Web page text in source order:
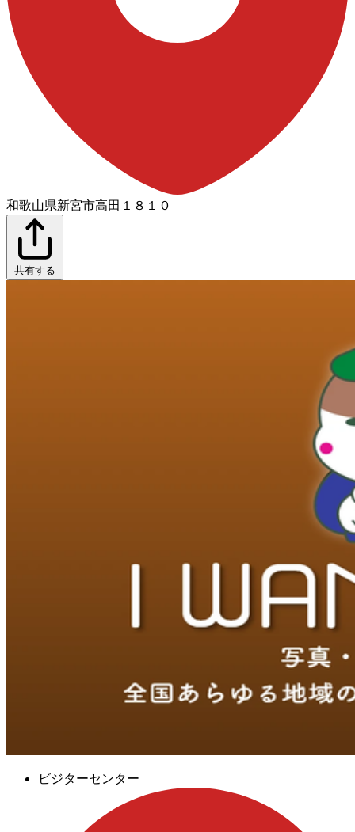
和歌山県新宮市高田１８１０
共有する
ビジターセンター